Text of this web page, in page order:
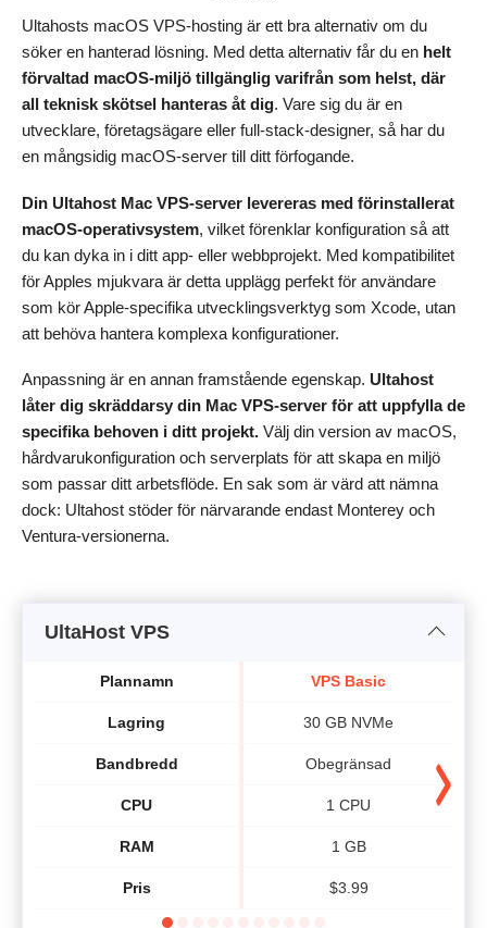
Ultahosts macOS VPS-hosting är ett bra alternativ om du
söker en hanterad lösning. Med detta alternativ får du en helt
förvaltad macOS-miljö tillgänglig varifrån som helst, där
all teknisk skötsel hanteras åt dig. Vare sig du är en
utvecklare, företagsägare eller full-stack-designer, så har du
en mångsidig macOS-server till ditt förfogande.
Din Ultahost Mac VPS-server levereras med förinstallerat
macOS-operativsystem, vilket förenklar konfiguration så att
du kan dyka in i ditt app- eller webbprojekt. Med kompatibilitet
för Apples mjukvara är detta upplägg perfekt för användare
som kör Apple-specifika utvecklingsverktyg som Xcode, utan
att behöva hantera komplexa konfigurationer.
Anpassning är en annan framstående egenskap. Ultahost
låter dig skräddarsy din Mac VPS-server för att uppfylla de
specifika behoven i ditt projekt. Välj din version av macOS,
hårdvarukonfiguration och serverplats för att skapa en miljö
som passar ditt arbetsflöde. En sak som är värd att nämna
dock: Ultahost stöder för närvarande endast Monterey och
Ventura-versionerna.
UltaHost VPS
Plannamn
Lagring
Bandbredd
CPU
RAM
Pris
VPS Basic
30 GB NVMe
Obegränsad
1 CPU
1 GB
$3.99